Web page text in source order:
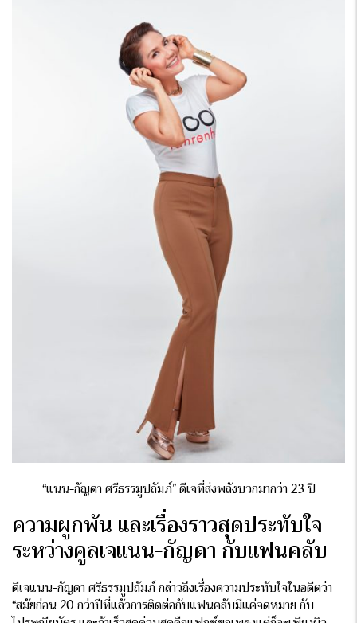
“แนน-กัญดา ศรีธรรมูปถัมภ์” ดีเจที่ส่งพลังบวกมากว่า 23 ปี
ความผูกพัน และเรื่องราวสุดประทับใจ
ระหว่างคูลเจแนน-กัญดา กับแฟนคลับ
ดีเจแนน-กัญดา ศรีธรรมูปถัมภ์ กล่าวถึงเรื่องความประทับใจในอดีตว่า
“สมัยก่อน 20 กว่าปีที่แล้วการติดต่อกับแฟนคลับมีแค่จดหมาย กับ